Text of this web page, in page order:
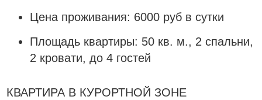
Цена проживания: 6000 руб в сутки
Площадь квартиры: 50 кв. м., 2 спальни,
2 кровати, до 4 гостей
КВАРТИРА В КУРОРТНОЙ ЗОНЕ